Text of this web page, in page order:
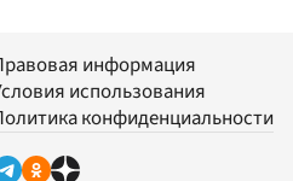
информация
использования
конфиденциальности